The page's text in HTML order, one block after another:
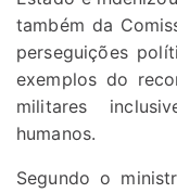
também da
perseguições
exemplos do
militares
humanos.
Segundo o